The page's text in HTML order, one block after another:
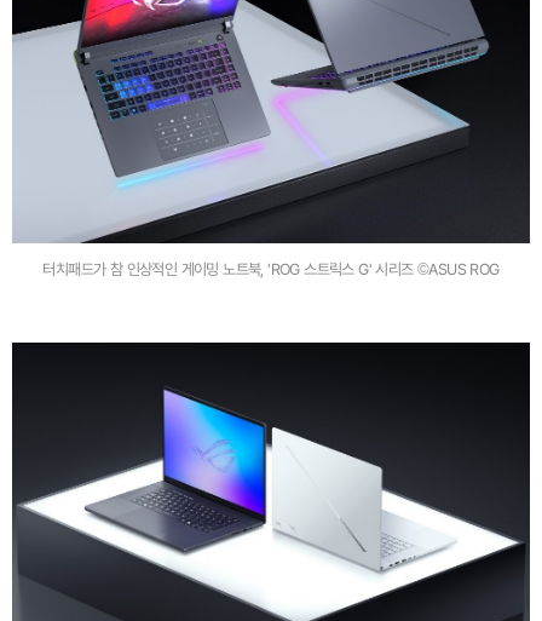
터치패드가 참 인상적인 게이밍 노트북, 'ROG 스트릭스 G' 시리즈 ©ASUS ROG